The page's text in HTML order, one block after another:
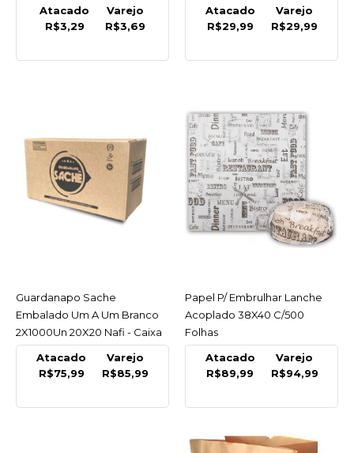
LISTA DE DESEJO
NAFI
Colaboradores
R$29,99
COMPRAR
COMPARAR
LISTA DE DESEJO
Guardanapo Sache
Embalado Um A Um
Branco 2X1000Un 20X20
Nafi - Caixa
Atacado
R$3,29
Varejo
R$3,69
Atacado
R$29,99
Varejo
R$29,99
ACESSAR
Guardanapo Sache
Embalado Um A Um Branco
2X1000Un 20X20 Nafi - Caixa
Atacado
R$75,99
Varejo
R$85,99
ACESSAR
Papel P/ Embrulhar Lanche
Acoplado 38X40 C/500
Folhas
Atacado
R$89,99
Varejo
R$94,99